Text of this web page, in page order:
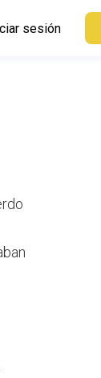
sesión